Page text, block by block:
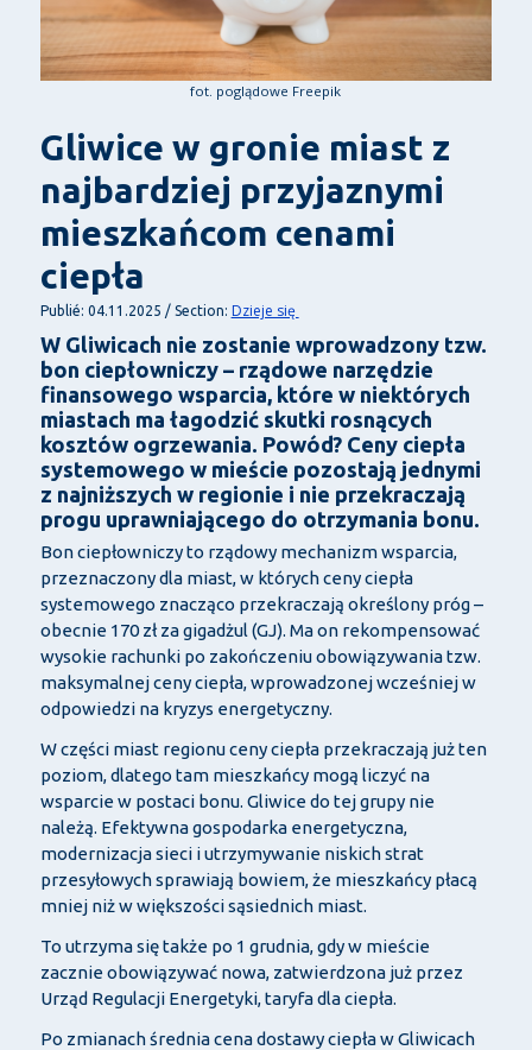
fot. poglądowe Freepik
Gliwice w gronie miast z
najbardziej przyjaznymi
mieszkańcom cenami
ciepła
Publié: 04.11.2025 / Section: Dzieje się
W Gliwicach nie zostanie wprowadzony tzw.
bon ciepłowniczy – rządowe narzędzie
finansowego wsparcia, które w niektórych
miastach ma łagodzić skutki rosnących
kosztów ogrzewania. Powód? Ceny ciepła
systemowego w mieście pozostają jednymi
z najniższych w regionie i nie przekraczają
progu uprawniającego do otrzymania bonu.
Bon ciepłowniczy to rządowy mechanizm wsparcia,
przeznaczony dla miast, w których ceny ciepła
systemowego znacząco przekraczają określony próg –
obecnie 170 zł za gigadżul (GJ). Ma on rekompensować
wysokie rachunki po zakończeniu obowiązywania tzw.
maksymalnej ceny ciepła, wprowadzonej wcześniej w
odpowiedzi na kryzys energetyczny.
W części miast regionu ceny ciepła przekraczają już ten
poziom, dlatego tam mieszkańcy mogą liczyć na
wsparcie w postaci bonu. Gliwice do tej grupy nie
należą. Efektywna gospodarka energetyczna,
modernizacja sieci i utrzymywanie niskich strat
przesyłowych sprawiają bowiem, że mieszkańcy płacą
mniej niż w większości sąsiednich miast.
To utrzyma się także po 1 grudnia, gdy w mieście
zacznie obowiązywać nowa, zatwierdzona już przez
Urząd Regulacji Energetyki, taryfa dla ciepła.
Po zmianach średnia cena dostawy ciepła w Gliwicach